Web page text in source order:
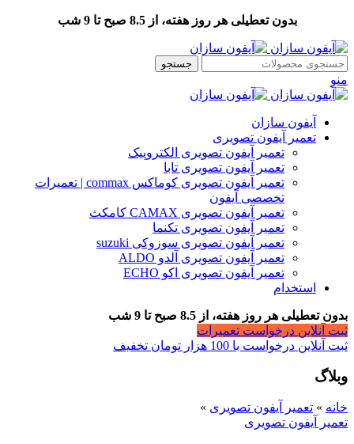
بدون تعطیلی هر روز هفته، از 8.5 صبح تا 9 شب
جستجو
منو
آیفون سازان
تعمیر آیفون تصویری
تعمیر آیفون تصویری الکتروپیک
تعمیر آیفون تصویری تابا
تعمیر آیفون تصویری کوماکس commax | تعمیرات
تخصصی آیفون
تعمیر آیفون تصویری CAMAX کامکث
تعمیر آیفون تصویری تکنما
تعمیر آیفون تصویری سوزوکی suzuki
تعمیر آیفون تصویری آلدو ALDO
تعمیر آیفون تصویری اکو ECHO
استخدام
بدون تعطیلی هر روز هفته، از 8.5 صبح تا 9 شب
ثبت آنلاین درخواست تعمیرات
ثبت آنلاین درخواست با 100 هزار تومان تخفیف
وبلاگ
خانه » تعمیر آیفون تصویری »
تعمیر آیفون تصویری